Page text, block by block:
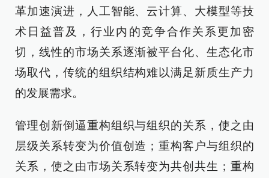
革加速演进，人工智能、云计算、大模型等技
术日益普及，行业内的竞争合作关系更加密
切，线性的市场关系逐渐被平台化、生态化市
场取代，传统的组织结构难以满足新质生产力
的发展需求。
管理创新倒逼重构组织与组织的关系，使之由
层级关系转变为价值创造；重构客户与组织的
关系，使之由市场关系转变为共创共生；重构